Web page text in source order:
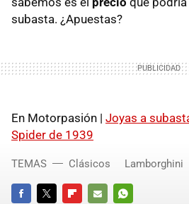
subasta. ¿Apuestas?
En Motorpasión | Joyas a
Spider de 1939
TEMAS Clásicos Lamborghini